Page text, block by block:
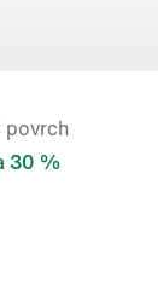
povrch
30 %